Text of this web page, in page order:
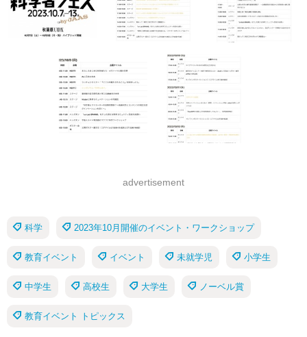
advertisement
科学 2023年10月開催のイベント・ワークショップ
教育イベント イベント 未就学児 小学生
中学生 高校生 大学生 ノーベル賞
教育イベント トピックス